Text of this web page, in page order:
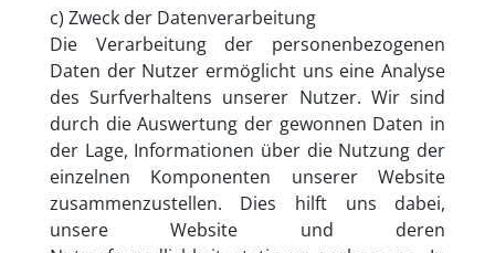
c) Zweck der Datenverarbeitung
Die Verarbeitung der personenbezogenen
Daten der Nutzer ermöglicht uns eine Analyse
des Surfverhaltens unserer Nutzer. Wir sind
durch die Auswertung der gewonnen Daten in
der Lage, Informationen über die Nutzung der
einzelnen Komponenten unserer Website
zusammenzustellen. Dies hilft uns dabei,
unsere Website und deren